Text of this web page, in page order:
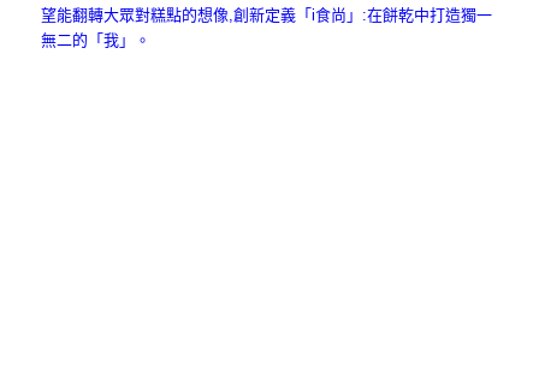
望能翻轉大眾對糕點的想像,創新定義「i食尚」:在餅乾中打造獨一
無二的「我」。